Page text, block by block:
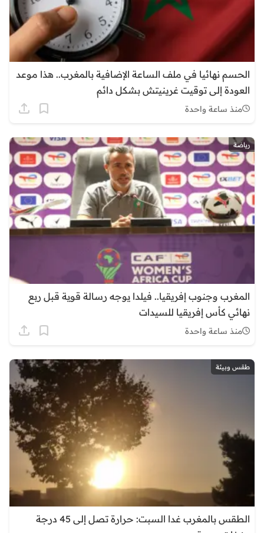
الحسم نهائيا في ملف الساعة الإضافية بالمغرب.. هذا موعد
العودة إلى توقيت غرينيتش بشكل دائم
منذ ساعة واحدة
رياضة
المغرب وجنوب إفريقيا.. فيلدا يوجه رسالة قوية قبل ربع
نهائي كأس إفريقيا للسيدات
منذ ساعة واحدة
طقس وبيئة
الطقس بالمغرب غدا السبت: حرارة تصل إلى 45 درجة